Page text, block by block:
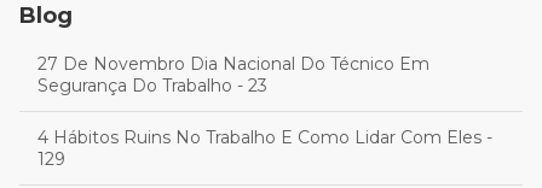
Blog
27 De Novembro Dia Nacional Do Técnico Em
Segurança Do Trabalho - 23
4 Hábitos Ruins No Trabalho E Como Lidar Com Eles -
129